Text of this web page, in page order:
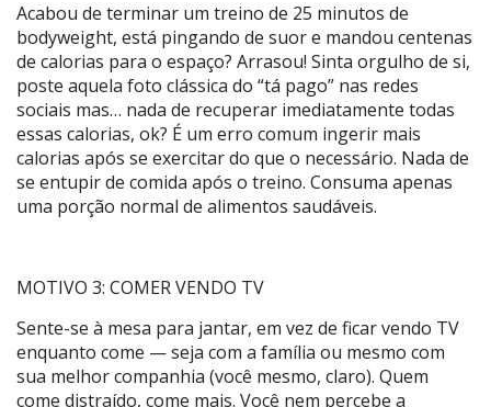
Acabou de terminar um treino de 25 minutos de
bodyweight, está pingando de suor e mandou centenas
de calorias para o espaço? Arrasou! Sinta orgulho de si,
poste aquela foto clássica do “tá pago” nas redes
sociais mas… nada de recuperar imediatamente todas
essas calorias, ok? É um erro comum ingerir mais
calorias após se exercitar do que o necessário. Nada de
se entupir de comida após o treino. Consuma apenas
uma porção normal de alimentos saudáveis.
MOTIVO 3: COMER VENDO TV
Sente-se à mesa para jantar, em vez de ficar vendo TV
enquanto come — seja com a família ou mesmo com
sua melhor companhia (você mesmo, claro). Quem
come distraído, come mais. Você nem percebe a